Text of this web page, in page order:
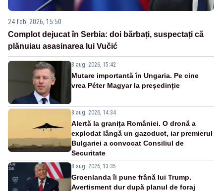
24 feb. 2026, 15:50
Complot dejucat în Serbia: doi bărbați, suspectați că
plănuiau asasinarea lui Vučić
8 aug. 2026, 15:42
Mutare importantă în Ungaria. Pe cine
vrea Péter Magyar la președinție
8 aug. 2026, 14:34
Alertă la granița României. O dronă a
explodat lângă un gazoduct, iar premierul
Bulgariei a convocat Consiliul de
Securitate
8 aug. 2026, 13:35
Groenlanda îi pune frână lui Trump.
Avertisment dur după planul de foraj